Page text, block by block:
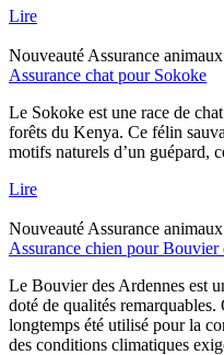
Lire
Nouveauté Assurance animaux
Assurance chat pour Sokoke
Le Sokoke est une race de
forêts du Kenya. Ce félin
motifs naturels d’un guépard,
Lire
Nouveauté Assurance animaux
Assurance chien pour Bouvier
Le Bouvier des Ardennes est
doté de qualités
longtemps été utilisé pour la
des conditions climatiques